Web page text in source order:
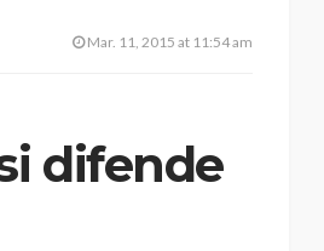
Mar. 11, 2015 at 11:54 am
difende